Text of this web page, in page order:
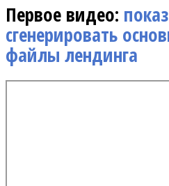
Первое видео:
сгенерировать
файлы лендинга